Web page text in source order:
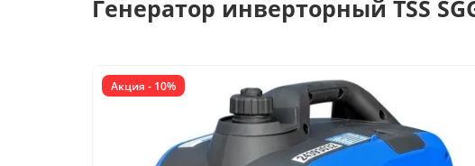
Генератор инверторный TSS
Акция - 10%